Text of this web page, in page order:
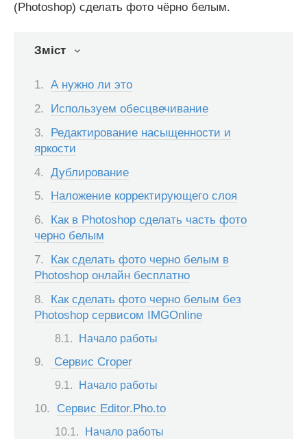
(Photoshop) сделать фото чёрно белым.
Зміст
А нужно ли это
Используем обесцвечивание
Редактирование насыщенности и
яркости
Дублирование
Наложение корректирующего слоя
Как в Photoshop сделать часть фото
черно белым
Как сделать фото черно белым в
Photoshop онлайн бесплатно
Как сделать фото черно белым без
Photoshop сервисом IMGOnline
Начало работы
Сервис Croper
Начало работы
Сервис Editor.Pho.to
Начало работы